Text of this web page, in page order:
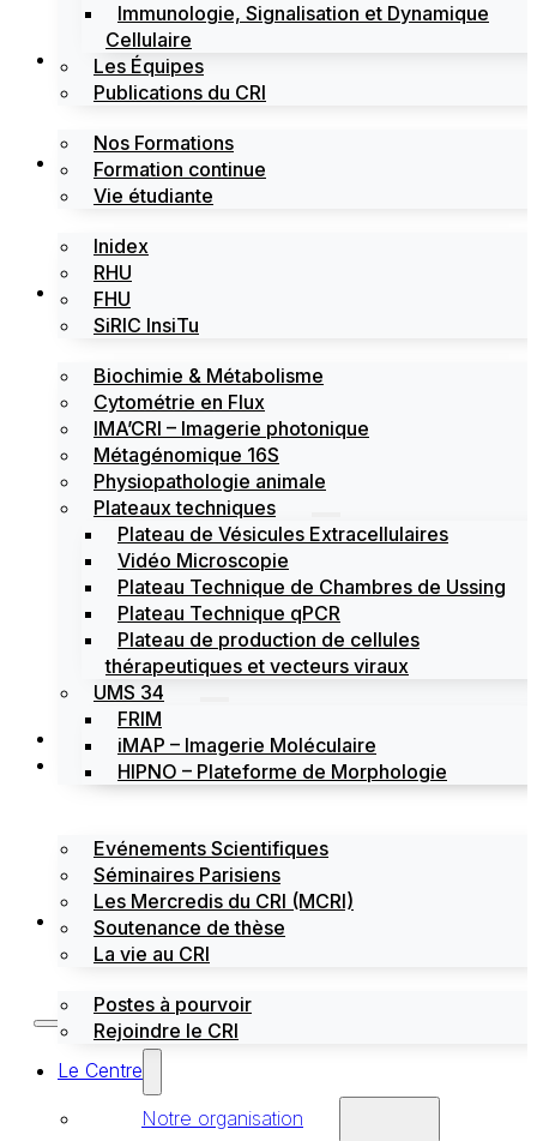
Immunologie, Signalisation et Dynamique
Cellulaire
Les Équipes
Publications du CRI
Formations
Nos Formations
Formation continue
Vie étudiante
Labels
Inidex
RHU
FHU
SiRIC InsiTu
Les plateformes
Biochimie & Métabolisme
Cytométrie en Flux
IMA’CRI – Imagerie photonique
Métagénomique 16S
Physiopathologie animale
Plateaux techniques
Plateau de Vésicules Extracellulaires
Vidéo Microscopie
Plateau Technique de Chambres de Ussing
Plateau Technique qPCR
Plateau de production de cellules
thérapeutiques et vecteurs viraux
UMS 34
FRIM
iMAP – Imagerie Moléculaire
HIPNO – Plateforme de Morphologie
Actualités
Évènements
Evénements Scientifiques
Séminaires Parisiens
Les Mercredis du CRI (MCRI)
Soutenance de thèse
La vie au CRI
Emploi / stages
Postes à pourvoir
Rejoindre le CRI
Le Centre
Notre organisation